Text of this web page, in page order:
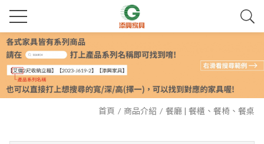
首頁 商品介紹 餐廳 | 餐櫃、餐椅、餐桌